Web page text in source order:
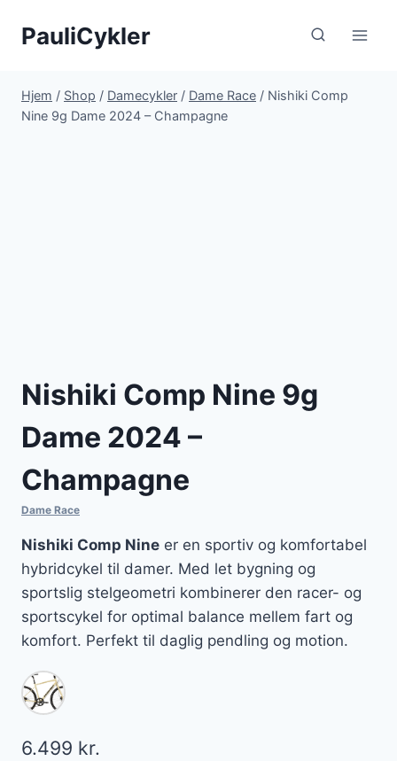
PauliCykler
Hjem / Shop / Damecykler / Dame Race / Nishiki Comp
Nine 9g Dame 2024 – Champagne
Nishiki Comp Nine 9g
Dame 2024 –
Champagne
Dame Race
Nishiki Comp Nine er en sportiv og komfortabel
hybridcykel til damer. Med let bygning og
sportslig stelgeometri kombinerer den racer- og
sportscykel for optimal balance mellem fart og
komfort. Perfekt til daglig pendling og motion.
6.499 kr.